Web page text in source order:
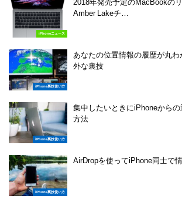
iPhoneニュース
2018年発売予定のMacBookの
Amber Lakeチ…
iPhone裏技使い方
あなたの位置情報の履歴が丸
外な裏技
iPhone裏技使い方
集中したいときにiPhoneから
方法
iPhone裏技使い方
AirDropを使ってiPhone同士で